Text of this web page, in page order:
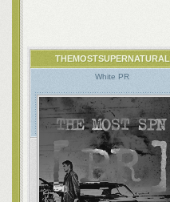
THEMOSTSUPERNATURAL
White PR